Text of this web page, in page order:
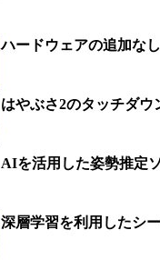
ハードウェアの追加な
はやぶさ2のタッチダ
AIを活用した姿勢推定
深層学習を利用したシ